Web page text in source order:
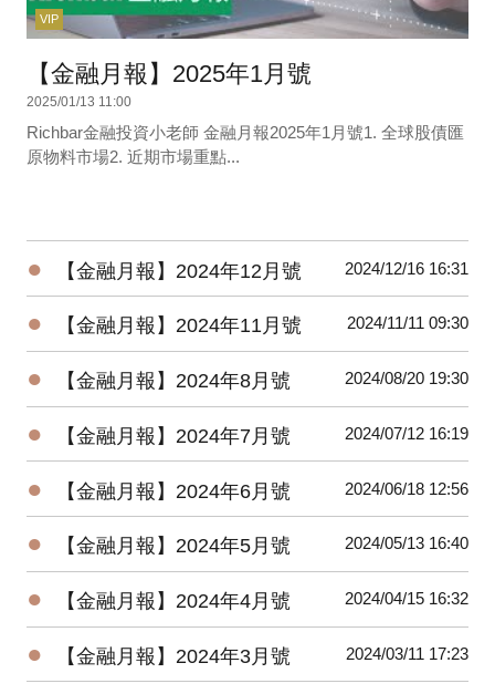
VIP
【金融月報】2025年1月號
2025/01/13 11:00
Richbar金融投資小老師 金融月報2025年1月號1. 全球股債匯
原物料市場2. 近期市場重點...
● 【金融月報】2024年12月號 2024/12/16 16:31
● 【金融月報】2024年11月號 2024/11/11 09:30
● 【金融月報】2024年8月號 2024/08/20 19:30
● 【金融月報】2024年7月號 2024/07/12 16:19
● 【金融月報】2024年6月號 2024/06/18 12:56
● 【金融月報】2024年5月號 2024/05/13 16:40
● 【金融月報】2024年4月號 2024/04/15 16:32
● 【金融月報】2024年3月號 2024/03/11 17:23